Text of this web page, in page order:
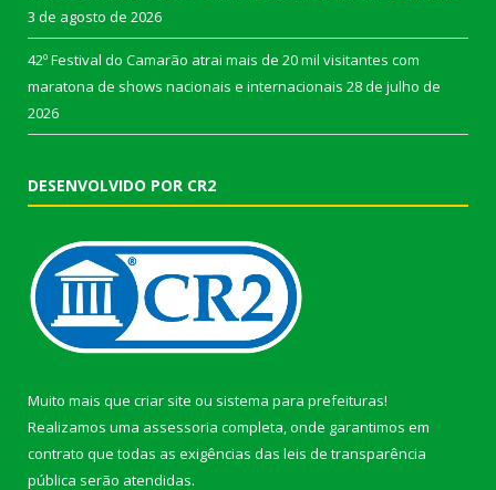
3 de agosto de 2026
42º Festival do Camarão atrai mais de 20 mil visitantes com
maratona de shows nacionais e internacionais 28 de julho de
2026
DESENVOLVIDO POR CR2
Muito mais que criar site ou sistema para prefeituras!
Realizamos uma assessoria completa, onde garantimos em
contrato que todas as exigências das leis de transparência
pública serão atendidas.